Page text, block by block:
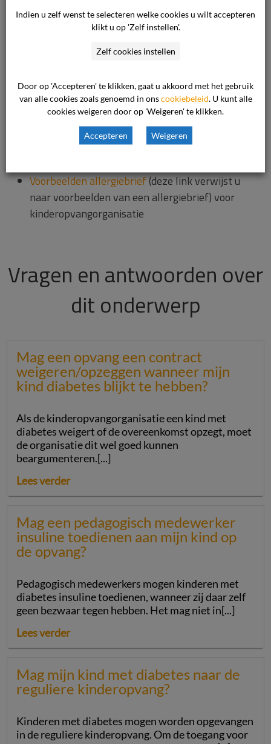
gastouder gaat, maak dan afspraken over de
voeding en de te nemen maatregelen. Vertel op
welke voedingsmiddelen uw kind allergisch
afspraken hierover vast met de
kinderopvangorganisatie.
U kunt de kinderopvangorganisatie wijzen op de
volgende informatie over voedselallergie:
Voorbeelden allergiebrief(deze link verwijst u
naar voorbeelden van een allergiebrief) voor
kinderopvangorganisatie
Vragen en antwoorden over
dit onderwerp
Mag een opvang een contract
weigeren/opzeggen wanneer mijn
kind diabetes blijkt te hebben?
Als de kinderopvangorganisatie een kind met
diabetes weigert of de overeenkomst opzegt, moet
de organisatie dit wel goed kunnen
beargumenteren.[...]
Lees verder
Mag een pedagogisch medewerker
insuline toedienen aan mijn kind op
de opvang?
Pedagogisch medewerkers mogen kinderen met
diabetes insuline toedienen, wanneer zij daar zelf
geen bezwaar tegen hebben. Het mag niet in[...]
Lees verder
Mag mijn kind met diabetes naar de
reguliere kinderopvang?
Kinderen met diabetes mogen worden opgevangen
in de reguliere kinderopvang. Om de toegang voor
Indien u zelf wenst te selecteren welke cookies u wilt accepteren
klikt u op 'Zelf instellen'.
Zelf cookies instellen
Door op 'Accepteren' te klikken, gaat u akkoord met het gebruik
van alle cookies zoals genoemd in onscookiebeleid. U kunt alle
cookies weigeren door op 'Weigeren' te klikken.
Accepteren Weigeren